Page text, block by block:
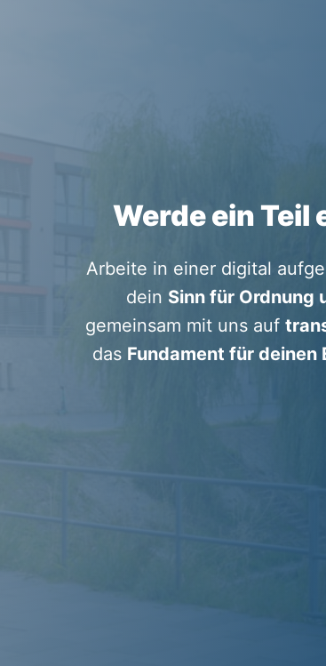
Werde ein Teil
Arbeite in einer digital
dein Sinn für Ordnung
gemeinsam mit uns auf
das Fundament für deinen